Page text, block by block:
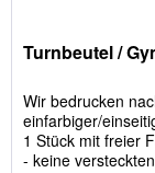
Turnbeutel /
Wir bedrucken
einfarbiger/
1 Stück mit freier
- keine